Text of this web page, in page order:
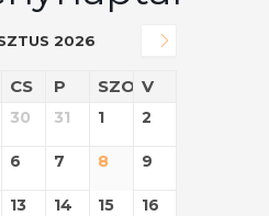
2026
CS P SZO V
30 31 1 2
6 7 8 9
13 14 15 16